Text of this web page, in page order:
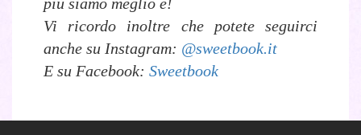
Vi ricordo inoltre che potete seguirci
anche su Instagram: @sweetbook.it
E su Facebook: Sweetbook